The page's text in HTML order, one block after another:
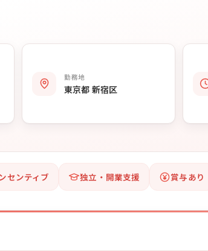
勤務地
東京都 新宿区
センティブ 独立・開業支援 賞与あり